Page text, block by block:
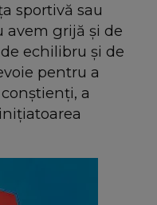
sportivă sau
avem grijă și de
echilibru și de
pentru a
a